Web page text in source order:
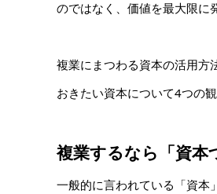
のではなく、価値を最大限に
複業にまつわる資本の活用方
おきたい資本について4つの
複業するなら「資本
一般的に言われている「資本